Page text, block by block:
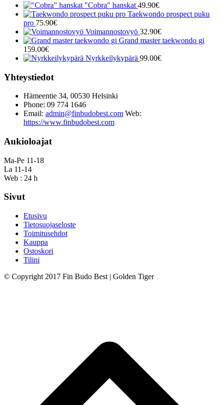
"Cobra" hanskat 49.90€
Taekwondo prospect puku
pro 75.90€
Voimannostovyö 32.90€
Grand master taekwondo gi
159.00€
Nyrkkeilykypärä 99.00€
Yhteystiedot
Hämeentie 34, 00530 Helsinki
Phone: 09 774 1646
Email: admin@finbudobest.com Web:
https://www.finbudobest.com
Aukioloajat
Ma-Pe 11-18
La 11-14
Web : 24 h
Sivut
Etusivu
Tietosuojaseloste
Toimitusehdot
Kauppa
Ostoskori
Tilini
© Copyright 2017 Fin Budo Best | Golden Tiger